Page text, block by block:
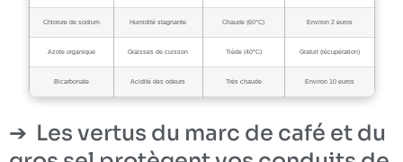
Chlorure de sodium Humidité stagnante Chaude (60°C) Environ 2 euros
Azote organique Graisses de cuisson Tiède (40°C) Gratuit (récupération)
Bicarbonate Acidité des odeurs Très chaude Environ 10 euros
Les vertus du marc de café et du